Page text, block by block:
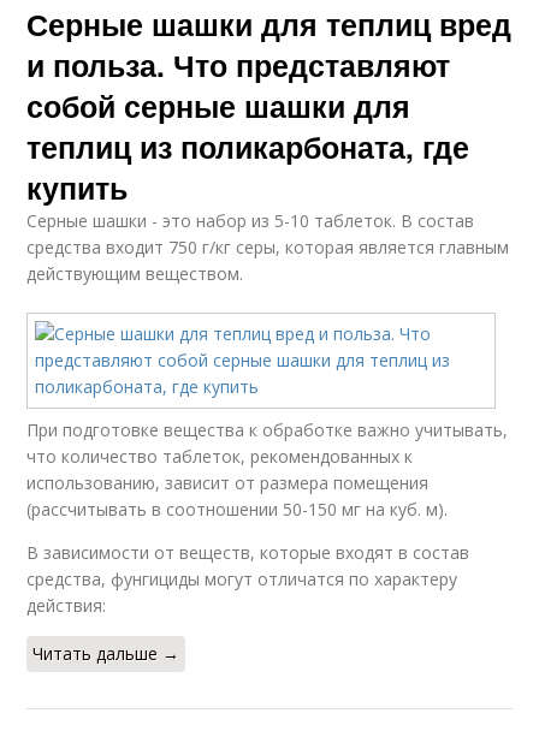
Серные шашки для теплиц вред
и польза. Что представляют
собой серные шашки для
теплиц из поликарбоната, где
купить
Серные шашки - это набор из 5-10 таблеток. В состав
средства входит 750 г/кг серы, которая является главным
действующим веществом.
При подготовке вещества к обработке важно учитывать,
что количество таблеток, рекомендованных к
использованию, зависит от размера помещения
(рассчитывать в соотношении 50-150 мг на куб. м).
В зависимости от веществ, которые входят в состав
средства, фунгициды могут отличатся по характеру
действия:
Читать дальше →